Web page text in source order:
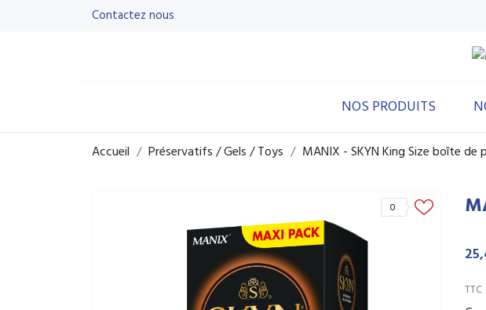
Contactez nous
NOS PRODUITS
Accueil Préservatifs / Gels / Toys MANIX - SKYN King Size boîte de
0
TTC